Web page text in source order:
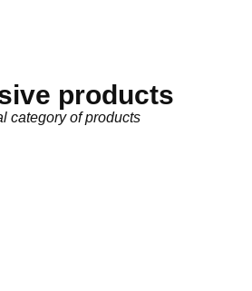
products
category of products